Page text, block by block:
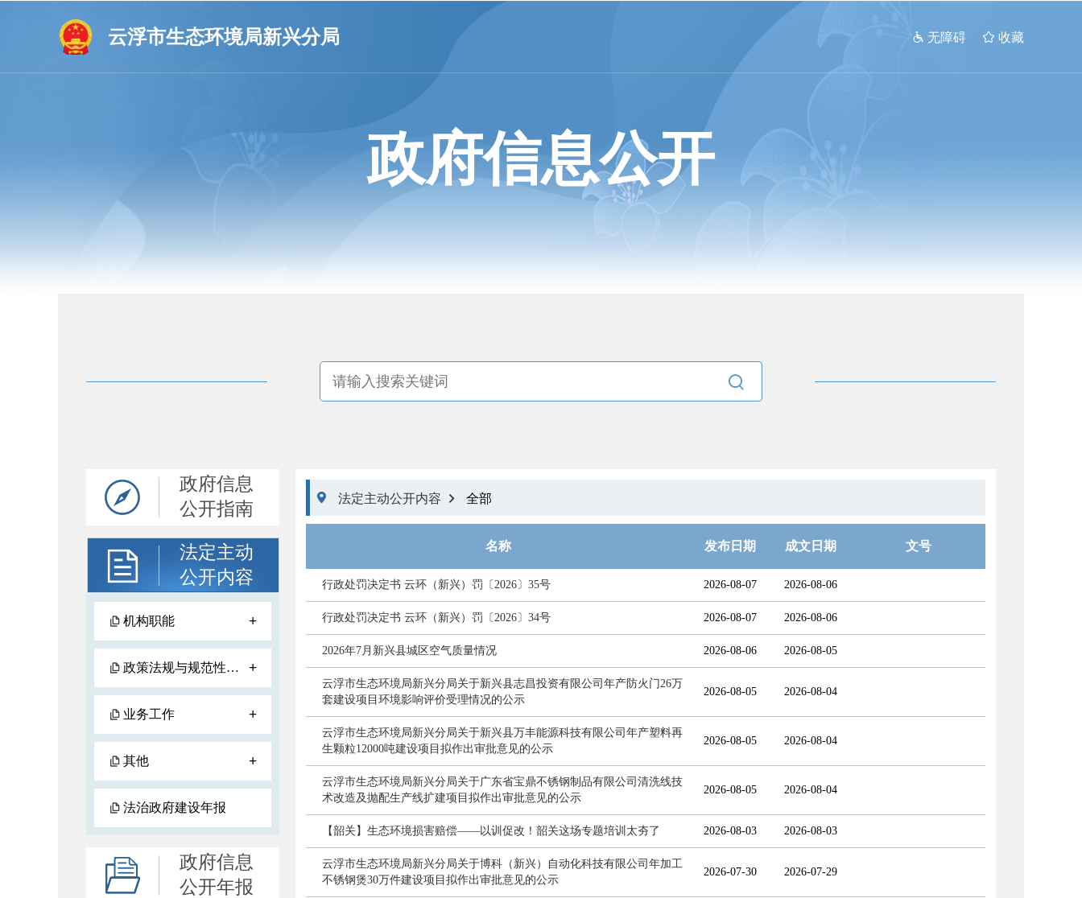
云浮市生态环境局新兴分局  无障碍  收藏
政府信息公开

政府信息
公开指南
法定主动
公开内容
机构职能 +
政策法规与规范性文件 +
业务工作 +
其他 +
法治政府建设年报
政府信息
公开年报
 法定主动公开内容  全部
名称 发布日期 成文日期 文号
行政处罚决定书 云环（新兴）罚〔2026〕35号 2026-08-07 2026-08-06
行政处罚决定书 云环（新兴）罚〔2026〕34号 2026-08-07 2026-08-06
2026年7月新兴县城区空气质量情况 2026-08-06 2026-08-05
云浮市生态环境局新兴分局关于新兴县志昌投资有限公司年产防火门26万
套建设项目环境影响评价受理情况的公示
2026-08-05 2026-08-04
云浮市生态环境局新兴分局关于新兴县万丰能源科技有限公司年产塑料再
生颗粒12000吨建设项目拟作出审批意见的公示
2026-08-05 2026-08-04
云浮市生态环境局新兴分局关于广东省宝鼎不锈钢制品有限公司清洗线技
术改造及抛配生产线扩建项目拟作出审批意见的公示
2026-08-05 2026-08-04
【韶关】生态环境损害赔偿——以训促改！韶关这场专题培训太夯了 2026-08-03 2026-08-03
云浮市生态环境局新兴分局关于博科（新兴）自动化科技有限公司年加工
不锈钢煲30万件建设项目拟作出审批意见的公示
2026-07-30 2026-07-29